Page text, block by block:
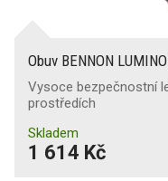
Obuv BENNON
Vysoce bezpečnostní
prostředích
Skladem
1 614 Kč